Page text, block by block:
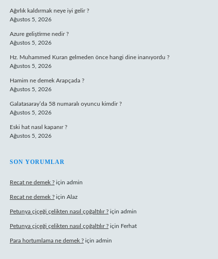
Ağırlık kaldırmak neye iyi gelir ?
Ağustos 5, 2026
Azure geliştirme nedir ?
Ağustos 5, 2026
Hz. Muhammed Kuran gelmeden önce hangi dine inanıyordu ?
Ağustos 5, 2026
Hamim ne demek Arapçada ?
Ağustos 5, 2026
Galatasaray’da 58 numaralı oyuncu kimdir ?
Ağustos 5, 2026
Eski hat nasıl kapanır ?
Ağustos 5, 2026
SON YORUMLAR
Recat ne demek ? için admin
Recat ne demek ? için Alaz
Petunya çiçeği çelikten nasıl çoğaltılır ? için admin
Petunya çiçeği çelikten nasıl çoğaltılır ? için Ferhat
Para hortumlama ne demek ? için admin